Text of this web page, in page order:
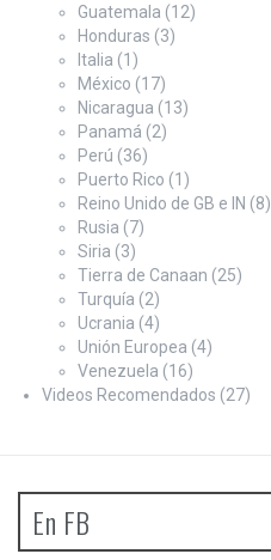
Guatemala (12)
Honduras (3)
Italia (1)
México (17)
Nicaragua (13)
Panamá (2)
Perú (36)
Puerto Rico (1)
Reino Unido de GB e IN (8)
Rusia (7)
Siria (3)
Tierra de Canaan (25)
Turquía (2)
Ucrania (4)
Unión Europea (4)
Venezuela (16)
Videos Recomendados (27)
En FB